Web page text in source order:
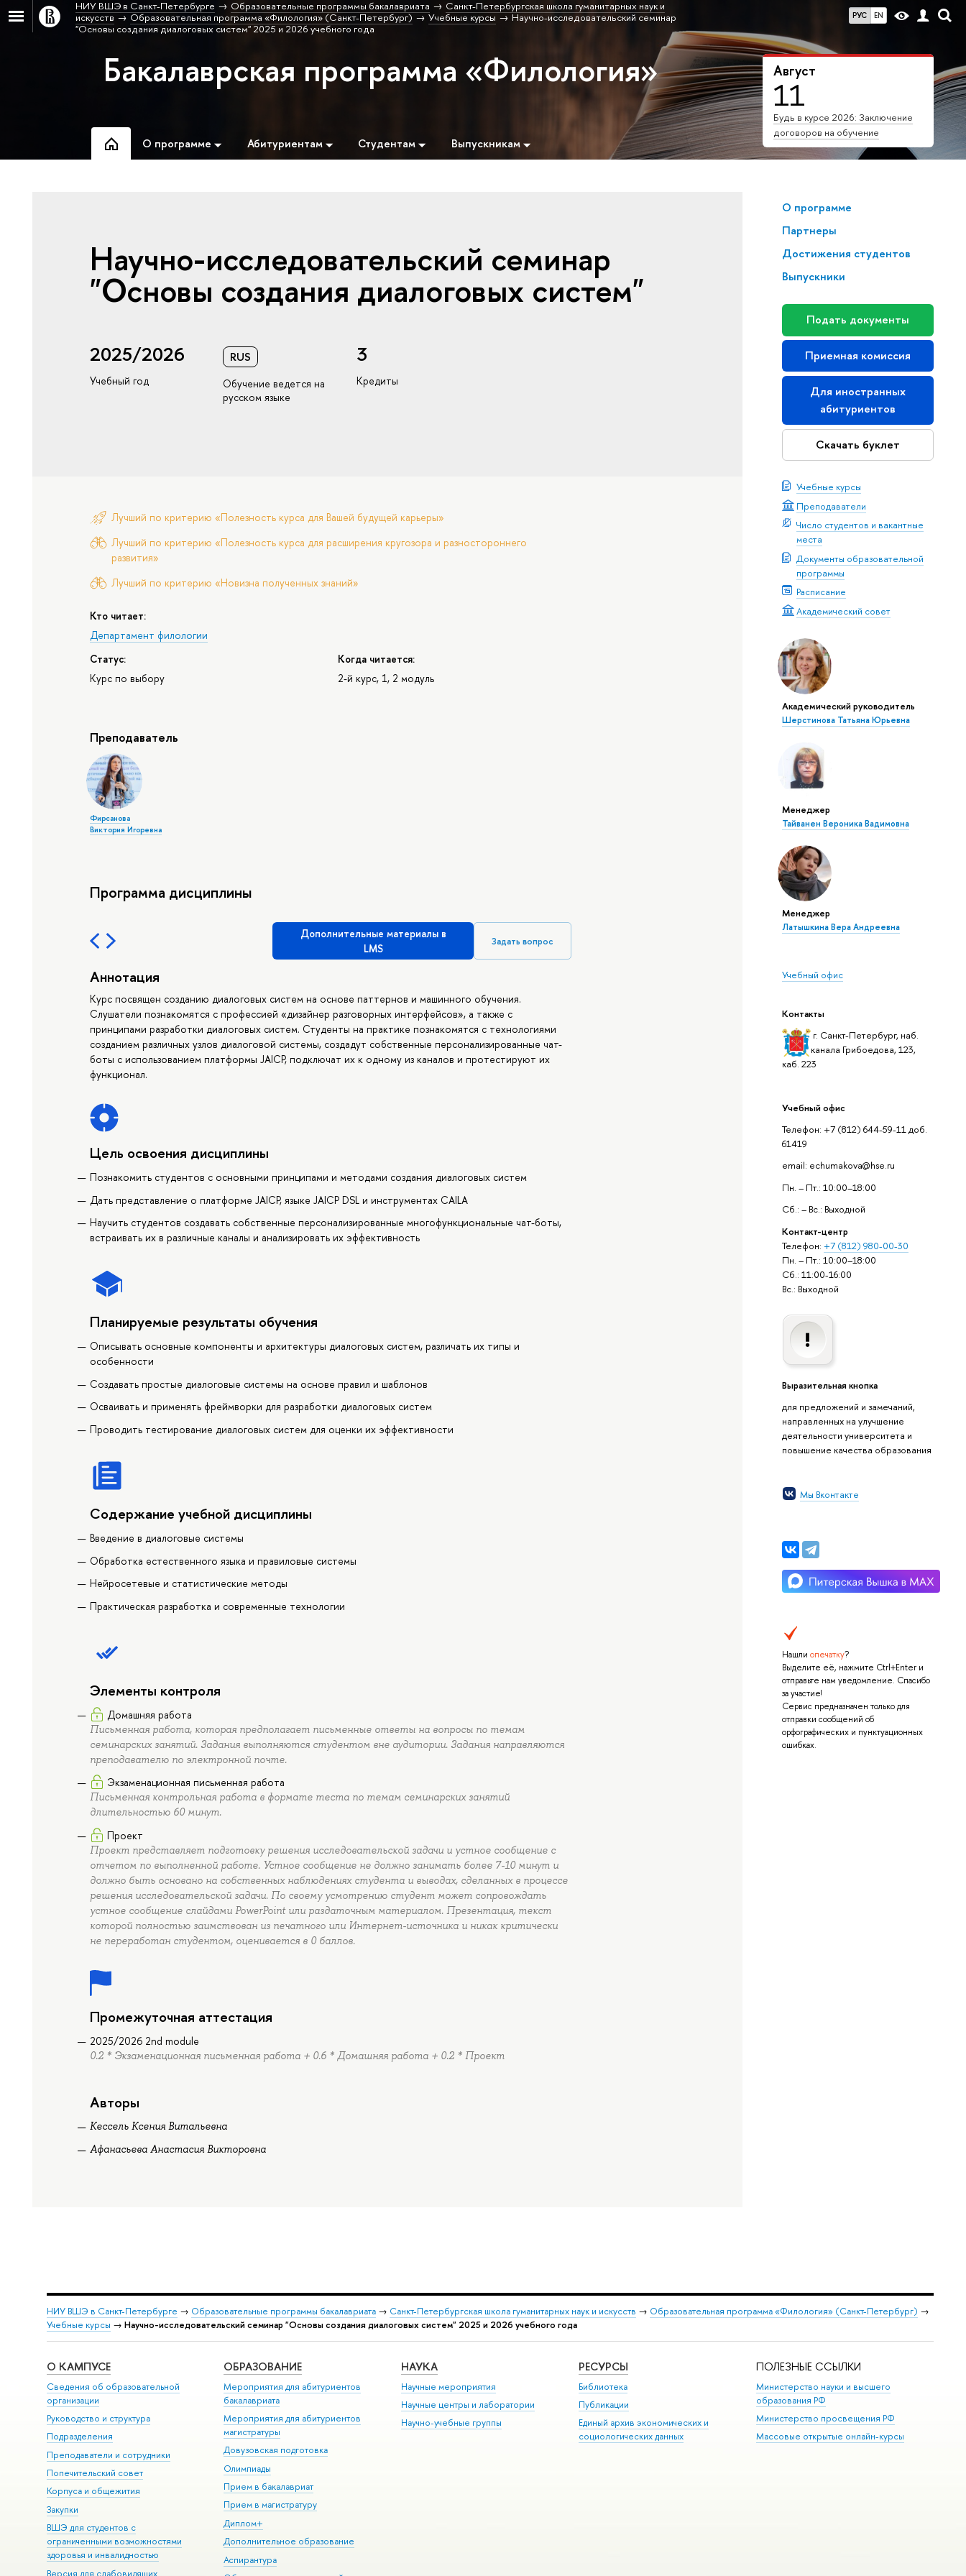
РУС EN
НИУ ВШЭ в Санкт-Петербурге Образовательные программы бакалавриата
Санкт-Петербургская школа гуманитарных наук и
искусств
Образовательная программа «Филология» (Санкт-Петербург) Учебные курсы
Научно-исследовательский семинар
"Основы создания диалоговых систем" 2025 и 2026 учебного года
Август
11
Будь в курсе 2026: Заключение
договоров на обучение
Бакалаврская программа «Филология»
О программе Абитуриентам Студентам Выпускникам
О программе
Партнеры
Достижения студентов
Выпускники
Подать документы
Приемная комиссия
Для иностранных
абитуриентов
Скачать буклет
Учебные курсы
Преподаватели
Число студентов и вакантные
места
Документы образовательной
программы
Расписание
Академический совет
Академический руководитель
Шерстинова Татьяна Юрьевна
Менеджер
Тайванен Вероника Вадимовна
Менеджер
Латышкина Вера Андреевна
Учебный офис
Контакты
г. Санкт-Петербург, наб.
канала Грибоедова, 123,
каб. 223
Учебный офис
Телефон: +7 (812) 644-59-11 доб.
61419
email: echumakova@hse.ru
Пн. – Пт.: 10:00–18:00
Сб.: – Вс.: Выходной
Контакт-центр
Телефон: +7 (812) 980-00-30
Пн. – Пт.: 10:00–18:00
Сб.: 11:00-16:00
Вс.: Выходной
Выразительная кнопка
для предложений и замечаний,
направленных на улучшение
деятельности университета и
повышение качества образования
Мы Вконтакте
Нашли опечатку?
Выделите её, нажмите Ctrl+Enter и
отправьте нам уведомление. Спасибо
за участие!
Сервис предназначен только для
отправки сообщений об
орфографических и пунктуационных
ошибках.
Научно-исследовательский семинар
"Основы создания диалоговых систем"
2025/2026
Учебный год
RUS
Обучение ведется на
русском языке
3
Кредиты
Лучший по критерию «Полезность курса для Вашей будущей карьеры»
Лучший по критерию «Полезность курса для расширения кругозора и разностороннего
развития»
Лучший по критерию «Новизна полученных знаний»
Кто читает:
Департамент филологии
Статус:
Курс по выбору
Когда читается:
2-й курс, 1, 2 модуль
Преподаватель
Фирсанова
Виктория Игоревна
Программа дисциплины
Дополнительные материалы в
LMS
Задать вопрос
Аннотация
Курс посвящен созданию диалоговых систем на основе паттернов и машинного обучения.
Слушатели познакомятся с профессией «дизайнер разговорных интерфейсов», а также с
принципами разработки диалоговых систем. Студенты на практике познакомятся с технологиями
созданием различных узлов диалоговой системы, создадут собственные персонализированные чат-
боты с использованием платформы JAICP, подключат их к одному из каналов и протестируют их
функционал.
Цель освоения дисциплины
Познакомить студентов с основными принципами и методами создания диалоговых систем
Дать представление о платформе JAICP, языке JAICP DSL и инструментах CAILA
Научить студентов создавать собственные персонализированные многофункциональные чат-боты,
встраивать их в различные каналы и анализировать их эффективность
Планируемые результаты обучения
Описывать основные компоненты и архитектуры диалоговых систем, различать их типы и
особенности
Создавать простые диалоговые системы на основе правил и шаблонов
Осваивать и применять фреймворки для разработки диалоговых систем
Проводить тестирование диалоговых систем для оценки их эффективности
Содержание учебной дисциплины
Введение в диалоговые системы
Обработка естественного языка и правиловые системы
Нейросетевые и статистические методы
Практическая разработка и современные технологии
Элементы контроля
Домашняя работа
Письменная работа, которая предполагает письменные ответы на вопросы по темам
семинарских занятий. Задания выполняются студентом вне аудитории. Задания направляются
преподавателю по электронной почте.
Экзаменационная письменная работа
Письменная контрольная работа в формате теста по темам семинарских занятий
длительностью 60 минут.
Проект
Проект представляет подготовку решения исследовательской задачи и устное сообщение с
отчетом по выполненной работе. Устное сообщение не должно занимать более 7-10 минут и
должно быть основано на собственных наблюдениях студента и выводах, сделанных в процессе
решения исследовательской задачи. По своему усмотрению студент может сопровождать
устное сообщение слайдами PowerPoint или раздаточным материалом. Презентация, текст
которой полностью заимствован из печатного или Интернет-источника и никак критически
не переработан студентом, оценивается в 0 баллов.
Промежуточная аттестация
2025/2026 2nd module
0.2 * Экзаменационная письменная работа + 0.6 * Домашняя работа + 0.2 * Проект
Авторы
Кессель Ксения Витальевна
Афанасьева Анастасия Викторовна
НИУ ВШЭ в Санкт-Петербурге → Образовательные программы бакалавриата→ Санкт-Петербургская школа гуманитарных наук и искусств → Образовательная программа «Филология» (Санкт-Петербург) →
Учебные курсы → Научно-исследовательский семинар "Основы создания диалоговых систем" 2025 и 2026 учебного года
О КАМПУСЕ
Сведения об образовательной
организации
Руководство и структура
Подразделения
Преподаватели и сотрудники
Попечительский совет
Корпуса и общежития
Закупки
ВШЭ для студентов с
ограниченными возможностями
здоровья и инвалидностью
Версия для слабовидящих
ОБРАЗОВАНИЕ
Мероприятия для абитуриентов
бакалавриата
Мероприятия для абитуриентов
магистратуры
Довузовская подготовка
Олимпиады
Прием в бакалавриат
Прием в магистратуру
Диплом+
Дополнительное образование
Аспирантура
НАУКА
Научные мероприятия
Научные центры и лаборатории
Научно-учебные группы
РЕСУРСЫ
Библиотека
Публикации
Единый архив экономических и
социологических данных
ПОЛЕЗНЫЕ ССЫЛКИ
Министерство науки и высшего
образования РФ
Министерство просвещения РФ
Массовые открытые онлайн-курсы